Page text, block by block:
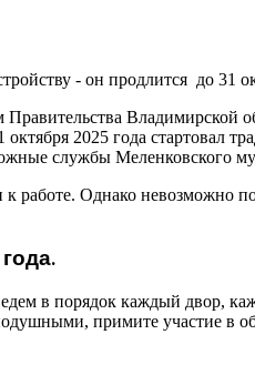
- он продлится до 31
2025 года
службы Меленковского
Однако невозможно
в порядок каждый двор,
примите участие в